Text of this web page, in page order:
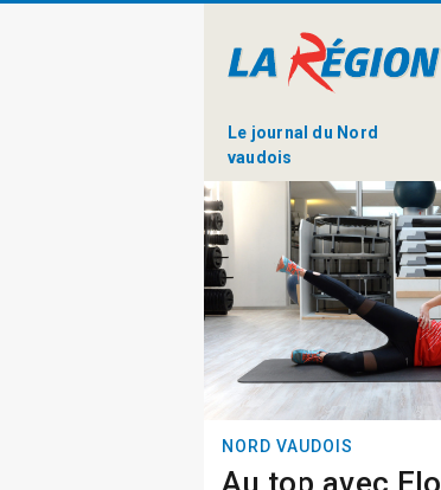
Le journal du Nord
vaudois
NORD VAUDOIS
Au top avec